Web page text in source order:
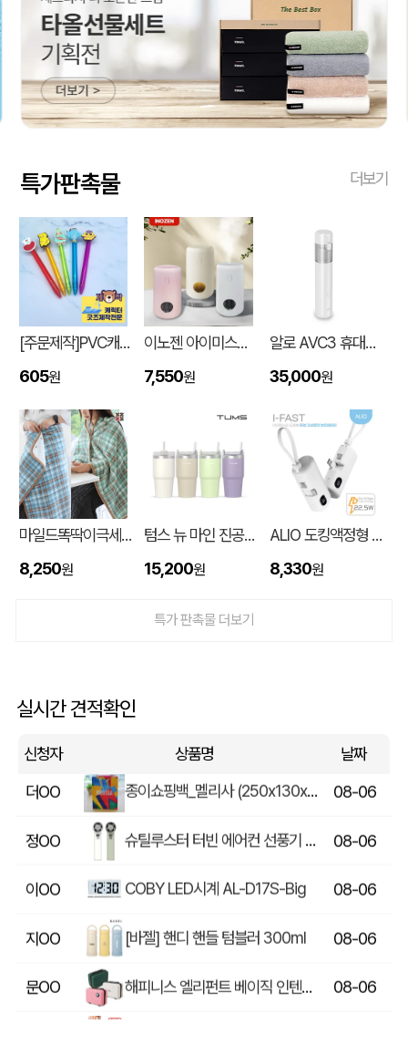
특가판촉물 더보기
[주문제작]PVC캐릭터 디오네캔디볼펜(2D)
605원
이노젠 아이미스트 에어 무드등 휴대용 무선가습기
7,550원
알로 AVC3 휴대용 3in1 에어건 핸디 차량용 무선청소기
35,000원
마일드똑딱이극세사담요
8,250원
텀스 뉴 마인 진공 스텐텀블러 650ml
15,200원
ALIO 도킹액정형 고속충전PD22.5W 아이패스트 보조배터리 5000mAh
8,330원
특가 판촉물 더보기
실시간 견적확인
신청자 상품명 날짜
최OO 부직포 합지 선물세트 08-06
길OO
더OO 08-06
정OO 슈틸루스터 터빈 에어컨 선풍기 ST-SAF100 08-06
이OO COBY LED시계 AL-D17S-Big 08-06
지OO [바젤] 핸디 핸들 텀블러 300ml 08-06
문OO 해피니스 엘리펀트 베이직 인텐시브 레디백 08-06
지OO [오모키] 모닝 핸들 텀블러 300ml 450ml 08-06